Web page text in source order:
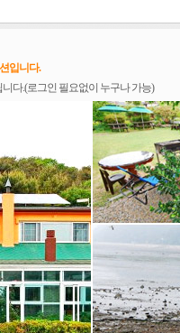
입니다.
니다.(로그인 필요없이 누구나 가능)